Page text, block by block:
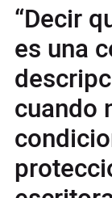
“Decir
es una
cuando